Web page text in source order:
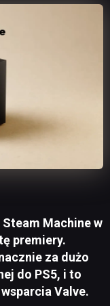
Machine w
premiery.
za dużo
do PS5, i to
Valve.